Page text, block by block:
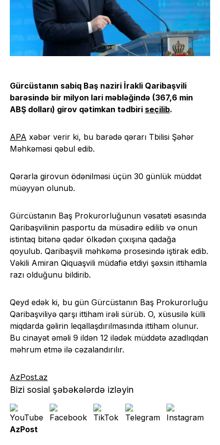
Gürcüstanın sabiq Baş naziri İrakli Qaribaşvili
barəsində bir milyon lari məbləğində (367,6 min
ABŞ dolları) girov qətimkan tədbiri seçilib.
APA xəbər verir ki, bu barədə qərarı Tbilisi Şəhər
Məhkəməsi qəbul edib.
Qərarla girovun ödənilməsi üçün 30 günlük müddət
müəyyən olunub.
Gürcüstanın Baş Prokurorluğunun vəsatəti əsasında
Qaribaşvilinin pasportu da müsadirə edilib və onun
istintaq bitənə qədər ölkədən çıxışına qadağa
qoyulub. Qaribaşvili məhkəmə prosesində iştirak edib.
Vəkili Amiran Qiquaşvili müdafiə etdiyi şəxsin ittihamla
razı olduğunu bildirib.
Qeyd edək ki, bu gün Gürcüstanın Baş Prokurorluğu
Qaribaşviliyə qarşı ittiham irəli sürüb. O, xüsusilə külli
miqdarda gəlirin leqallaşdırılmasında ittiham olunur.
Bu cinayət əməli 9 ildən 12 ilədək müddətə azadlıqdan
məhrum etmə ilə cəzalandırılır.
AzPost.az
Bizi sosial şəbəkələrdə izləyin
AzPost